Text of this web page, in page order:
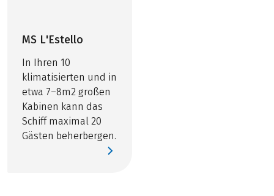
MS L'Estello
In Ihren 10
klimatisierten und in
etwa 7–8m2 großen
Kabinen kann das
Schiff maximal 20
Gästen beherbergen.